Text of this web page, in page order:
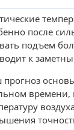
после
подъем
к
времени,